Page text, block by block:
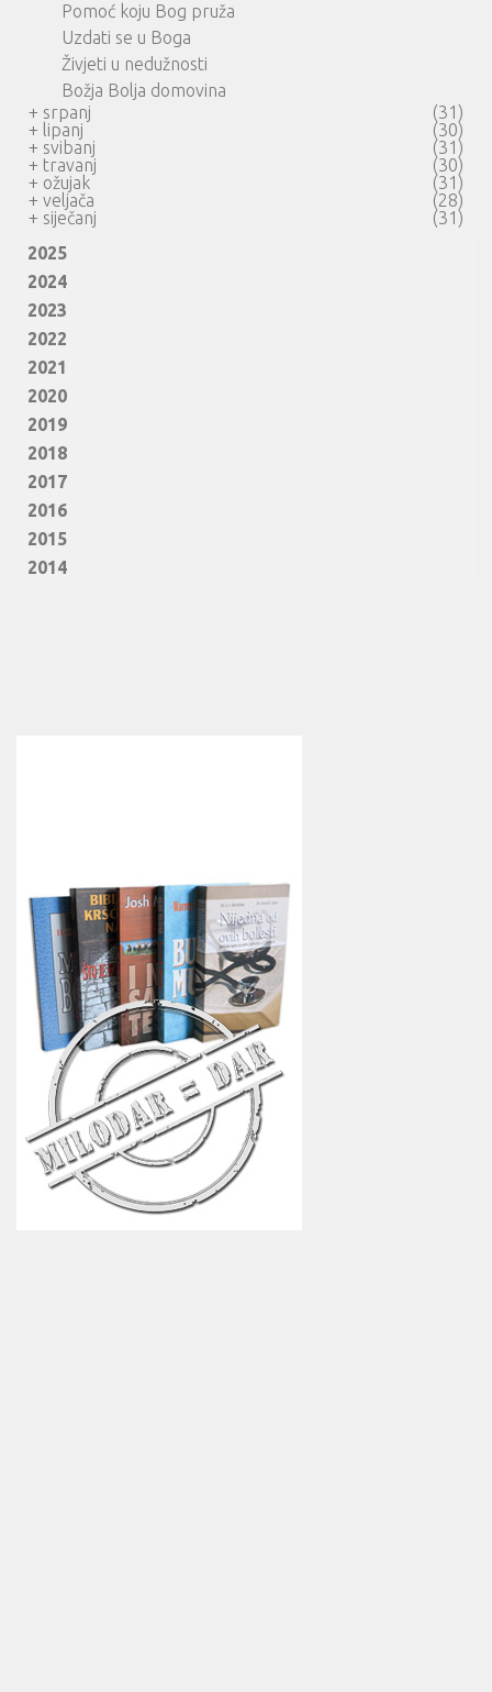
Pomoć koju Bog pruža
Uzdati se u Boga
Živjeti u nedužnosti
Božja Bolja domovina
+ srpanj
(31)
+ lipanj
(30)
+ svibanj
(31)
+ travanj
(30)
+ ožujak
(31)
+ veljača
(28)
+ siječanj
(31)
2025
2024
2023
2022
2021
2020
2019
2018
2017
2016
2015
2014